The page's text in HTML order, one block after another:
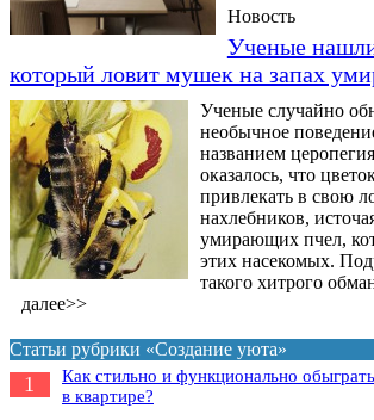
Новость
Ученые
который ловит мушек на запах
Ученые случайно
необычное
названием
оказалось, что
привлекать в свою
нахлебников,
умирающих пчел,
этих насекомых.
такого хитрого
далее>>
Статьи рубрики «Создание уюта»
1
Как стильно и функционально
в квартире?